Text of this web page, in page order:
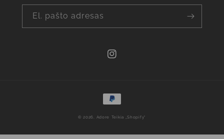
El. pašto adresas
„Instagram“
Mokėjimo
© 2026, Adore Teikia „Shopify“